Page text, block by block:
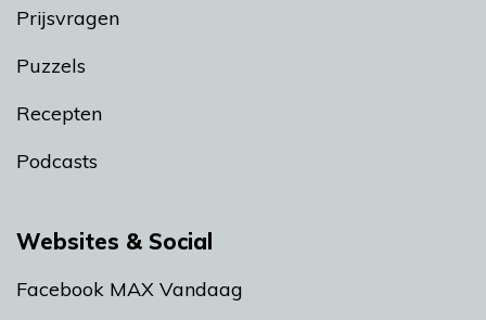
Prijsvragen
Puzzels
Recepten
Podcasts
Websites & Social
Facebook MAX Vandaag